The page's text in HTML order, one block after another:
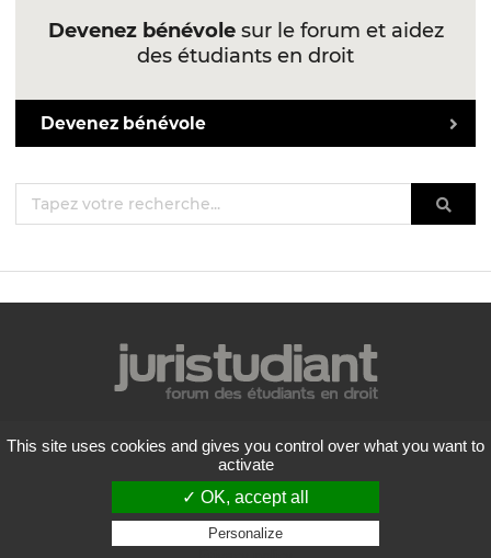
Devenez bénévolesur le forum et aidez
des étudiants en droit
Devenez bénévole
Mentions légales
Politique de confidentialité
Conditions générales d'utilisation
Liste des forums
Contactez-nous
This site uses cookies and gives you control over what you want to
activate
✓ OK, accept all
Personalize